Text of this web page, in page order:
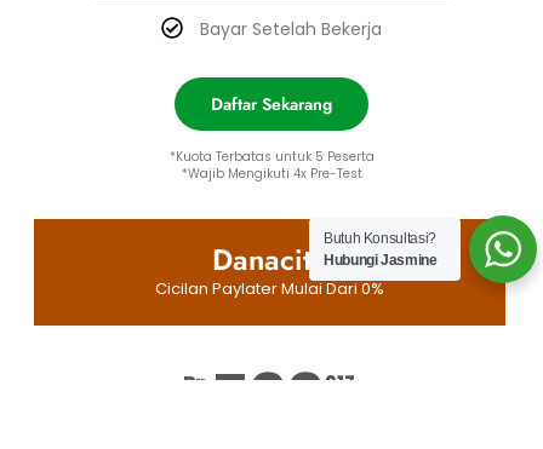
Bayar Setelah Bekerja
Daftar Sekarang
*Kuota Terbatas untuk 5 Peserta
*Wajib Mengikuti 4x Pre-Test
Danacita
Cicilan Paylater Mulai Dari 0%
Rp 599 917
Butuh Konsultasi?
Hubungi Jasmine